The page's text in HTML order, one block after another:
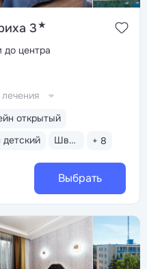
3★
до центра
открытый
Шведский стол + 8
Выбрать